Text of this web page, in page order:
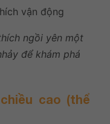
ngồi yên một
để khám phá
cao (thể